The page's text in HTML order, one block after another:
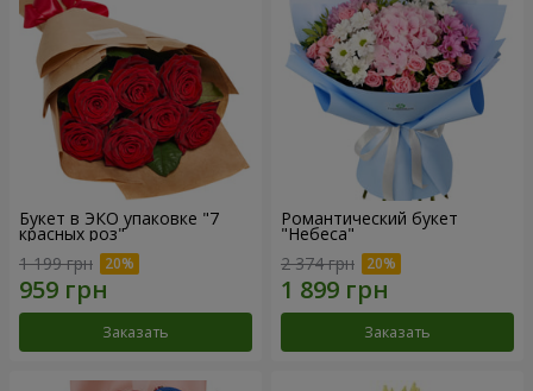
Букет в ЭКО упаковке "7
красных роз"
1 199 грн
Заказать
Романтический букет
"Небеса"
2 374 грн
Заказать